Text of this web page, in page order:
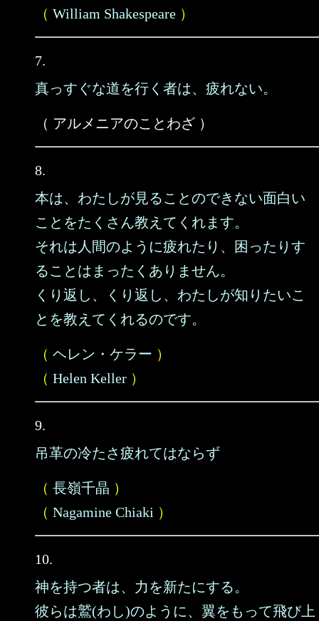
（ William Shakespeare ）
7.
真っすぐな道を行く者は、疲れない。
（ アルメニアのことわざ ）
8.
本は、わたしが見ることのできない面白い
ことをたくさん教えてくれます。
それは人間のように疲れたり、困ったりす
ることはまったくありません。
くり返し、くり返し、わたしが知りたいこ
とを教えてくれるのです。
（ ヘレン・ケラー ）
（ Helen Keller ）
9.
吊革の冷たさ疲れてはならず
（ 長嶺千晶 ）
（ Nagamine Chiaki ）
10.
神を持つ者は、力を新たにする。
彼らは鷲(わし)のように、翼をもって飛び上